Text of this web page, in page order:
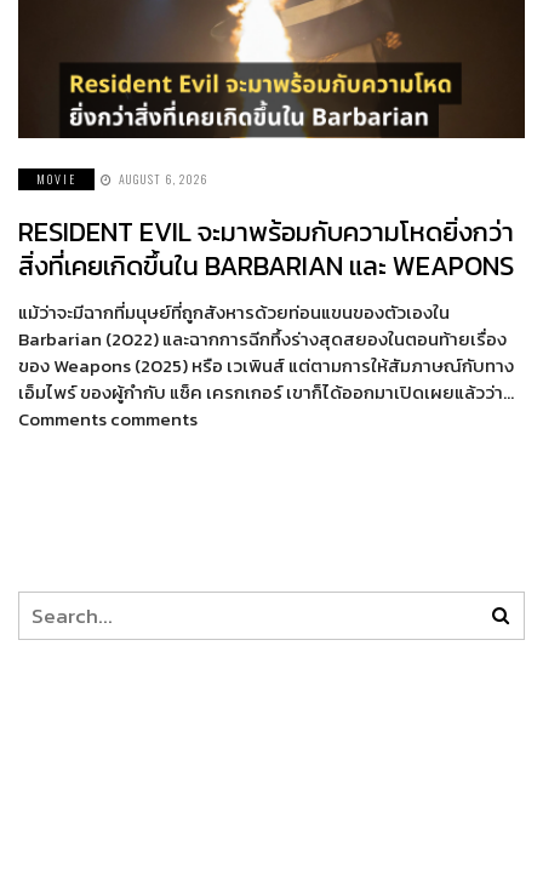
MOVIE AUGUST 6, 2026
RESIDENT EVIL จะมาพร้อมกับความโหดยิ่งกว่า
สิ่งที่เคยเกิดขึ้นใน BARBARIAN และ WEAPONS
แม้ว่าจะมีฉากที่มนุษย์ที่ถูกสังหารด้วยท่อนแขนของตัวเองใน
Barbarian (2022) และฉากการฉีกทึ้งร่างสุดสยองในตอนท้ายเรื่อง
ของ Weapons (2025) หรือ เวเพินส์ แต่ตามการให้สัมภาษณ์กับทาง
เอ็มไพร์ ของผู้กำกับ แซ็ค เครกเกอร์ เขาก็ได้ออกมาเปิดเผยแล้วว่า…
Comments comments